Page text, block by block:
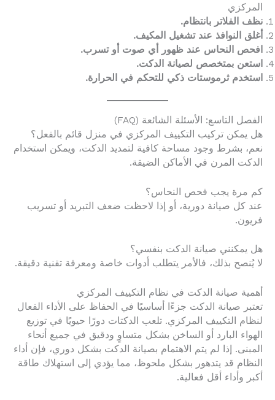
المركزي
نظف الفلاتر بانتظام.
أغلق النوافذ عند تشغيل المكيف.
افحص النحاس عند ظهور أي صوت أو تسرب.
استعن بمتخصص لصيانة الدكت.
استخدم ثرموستات ذكي للتحكم في الحرارة.
الفصل التاسع: الأسئلة الشائعة (FAQ)
هل يمكن تركيب التكييف المركزي في منزل قائم بالفعل؟
نعم، بشرط وجود مساحة كافية لتمديد الدكت، ويمكن استخدام
الدكت المرن في الأماكن الضيقة.
كم مرة يجب فحص النحاس؟
عند كل صيانة دورية، أو إذا لاحظت ضعف التبريد أو تسريب
فريون.
هل يمكنني صيانة الدكت بنفسي؟
لا يُنصح بذلك، فالأمر يتطلب أدوات خاصة ومعرفة تقنية دقيقة.
أهمية صيانة الدكت في نظام التكييف المركزي
تعتبر صيانة الدكت جزءًا أساسيًا في الحفاظ على الأداء الفعال
لنظام التكييف المركزي. تلعب الدكتات دورًا حيويًا في توزيع
الهواء البارد أو الساخن بشكل متساوٍ ودقيق في جميع أنحاء
المبنى. إذا لم يتم الاهتمام بصيانة الدكت بشكل دوري، فإن أداء
النظام قد يتدهور بشكل ملحوظ، مما يؤدي إلى استهلاك طاقة
أكبر وأداء أقل فعالية.